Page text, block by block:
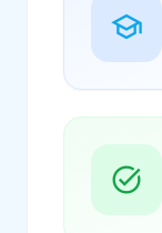
school
task_alt